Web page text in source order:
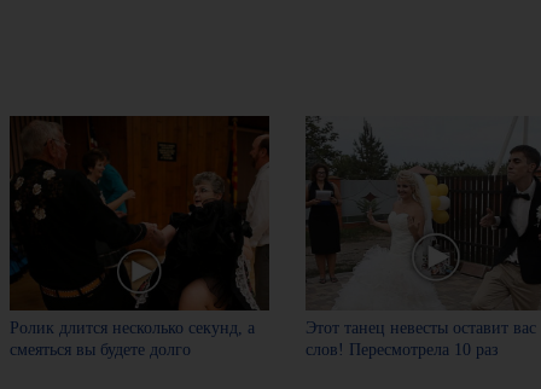
Ролик длится несколько секунд, а
смеяться вы будете долго
Этот танец невесты оставит вас
слов! Пересмотрела 10 раз